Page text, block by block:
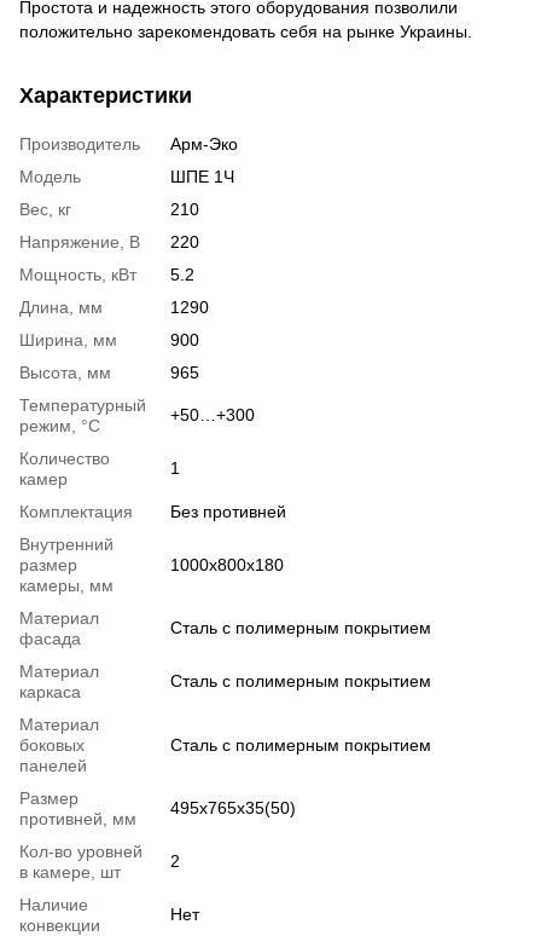
Простота и надежность этого оборудования позволили
положительно зарекомендовать себя на рынке Украины.
Характеристики
Производитель
Арм-Эко
Модель
ШПЕ 1Ч
Вес, кг
210
Напряжение, В
220
Мощность, кВт
5.2
Длина, мм
1290
Ширина, мм
900
Высота, мм
965
Температурный
режим, °C
+50…+300
Количество
камер
1
Комплектация
Без противней
Внутренний
размер
камеры, мм
1000х800х180
Материал
фасада
Сталь с полимерным покрытием
Материал
каркаса
Сталь с полимерным покрытием
Материал
боковых
панелей
Сталь с полимерным покрытием
Размер
противней, мм
495х765х35(50)
Кол-во уровней
в камере, шт
2
Наличие
конвекции
Нет